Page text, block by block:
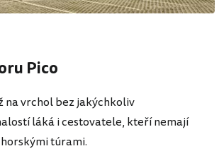
Pico
na vrchol bez jakýchkoliv
láká i cestovatele, kteří nemají
túrami.